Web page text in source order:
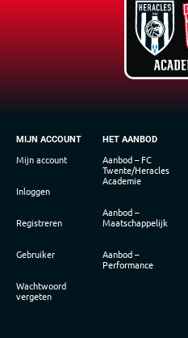
MIJN ACCOUNT
Mijn account
Inloggen
Registreren
Gebruiker
Wachtwoord
vergeten
HET AANBOD
Aanbod – FC
Twente/Heracles
Academie
Aanbod –
Maatschappelijk
Aanbod –
Performance